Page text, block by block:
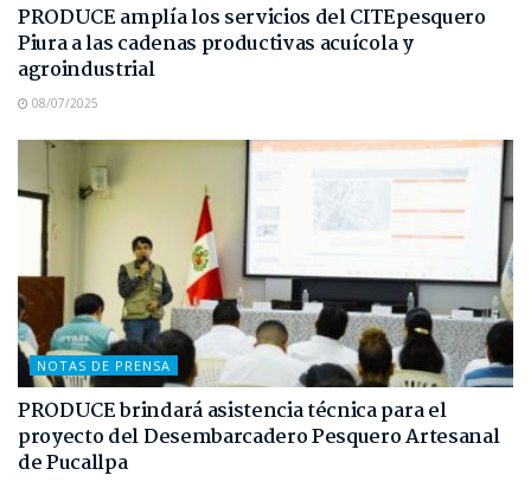
PRODUCE amplía los servicios del CITEpesquero
Piura a las cadenas productivas acuícola y
agroindustrial
08/07/2025
NOTAS DE PRENSA
PRODUCE brindará asistencia técnica para el
proyecto del Desembarcadero Pesquero Artesanal
de Pucallpa